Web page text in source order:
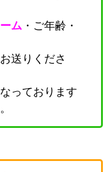
ム ・ ご年齢・
送りくださ
っております